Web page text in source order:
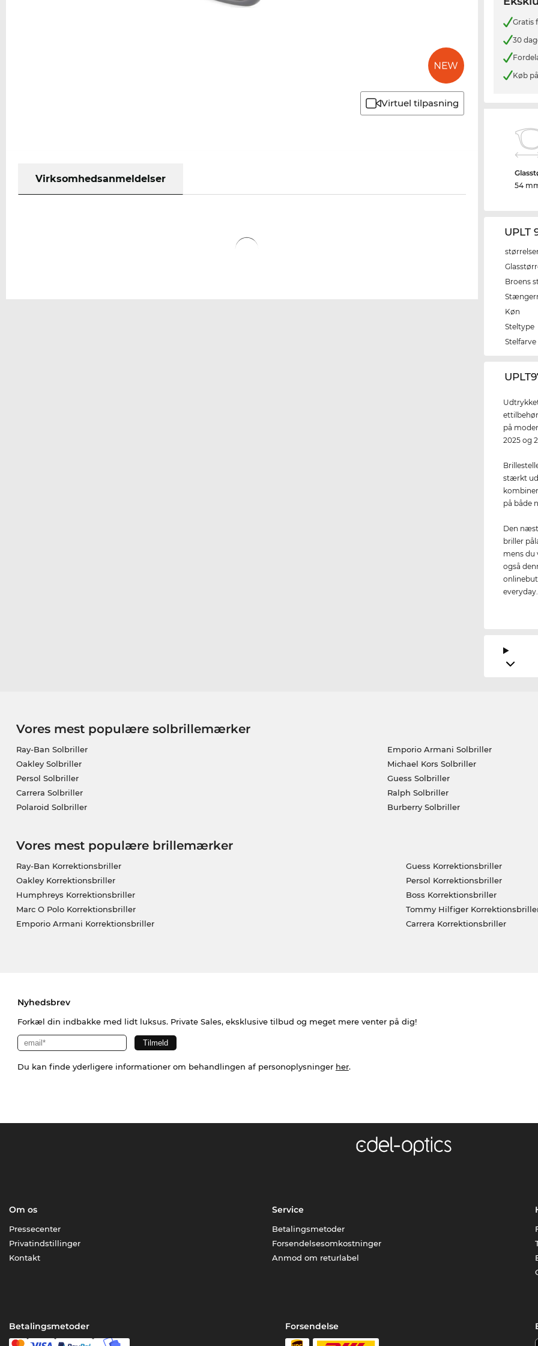
Virtuel tilpasning
Virksomhedsanmeldelser
Gratis
30
Køb
54
UPLT
Broens
Køn
Steltype
Stelfarve
på
2025 og
stærkt
på både
Den
briller
mens du
også
everyday.
Vores mest populære solbrillemærker
Ray-Ban Solbriller
Oakley Solbriller
Persol Solbriller
Carrera Solbriller
Polaroid Solbriller
Emporio Armani Solbriller
Michael Kors Solbriller
Guess Solbriller
Ralph Solbriller
Burberry Solbriller
Vores mest populære brillemærker
Ray-Ban Korrektionsbriller
Oakley Korrektionsbriller
Humphreys Korrektionsbriller
Marc O Polo Korrektionsbriller
Emporio Armani Korrektionsbriller
Guess Korrektionsbriller
Persol Korrektionsbriller
Boss Korrektionsbriller
Tommy Hilfiger
Carrera Korrektionsbriller
Nyhedsbrev
Forkæl din indbakke med lidt luksus. Private Sales, eksklusive tilbud og meget mere venter på dig!
Du kan finde yderligere informationer om behandlingen af personoplysninger her.
Om os
Pressecenter
Privatindstillinger
Kontakt
Service
Betalingsmetoder
Forsendelsesomkostninger
Anmod om returlabel
Betalingsmetoder Forsendelse